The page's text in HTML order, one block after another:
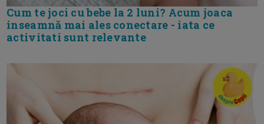
Cum te joci cu bebe la 2 luni? Acum joaca
inseamnă mai ales conectare - iata ce
activitati sunt relevante